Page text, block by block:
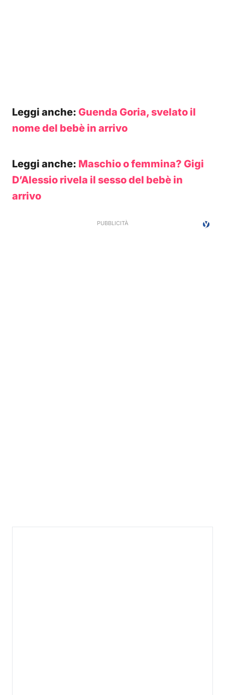
Leggi anche: Guenda Goria, svelato il
nome del bebè in arrivo
Leggi anche: Maschio o femmina? Gigi
D’Alessio rivela il sesso del bebè in
arrivo